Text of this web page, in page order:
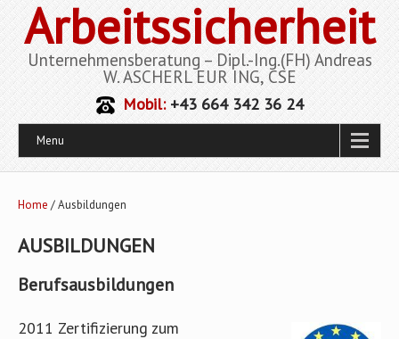
Arbeitssicherheit
Unternehmensberatung – Dipl.-Ing.(FH) Andreas
W. ASCHERL EUR ING, CSE
Mobil: +43 664 342 36 24
Menu
Home / Ausbildungen
AUSBILDUNGEN
Berufsausbildungen
2011 Zertifizierung zum